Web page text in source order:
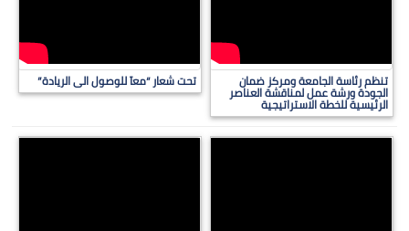
تنظم رئاسة الجامعة ومركز ضمان
الجودة ورشة عمل لمناقشة العناصر
الرئيسية للخطة الاستراتيجية
تحت شعار “معآ للوصول الى الريادة”